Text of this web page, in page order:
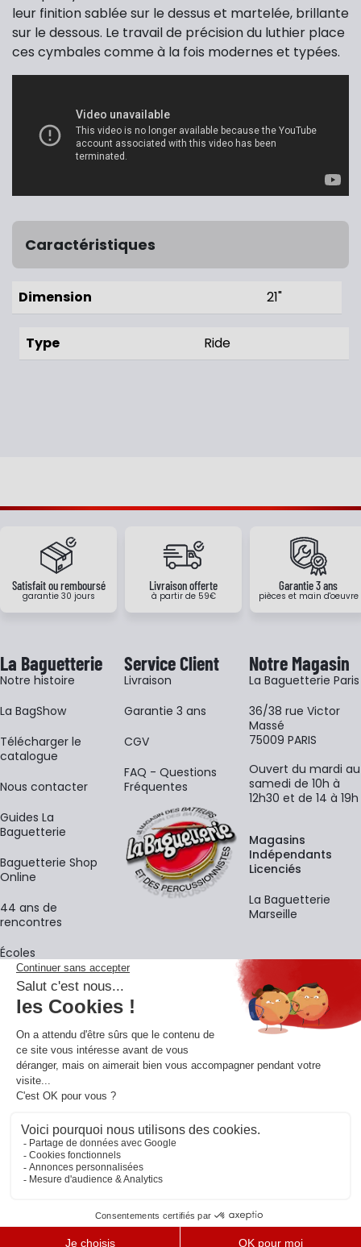
leur finition sablée sur le dessus et martelée, brillante
sur le dessous. Le travail de précision du luthier place
ces cymbales comme à la fois modernes et typées.
Caractéristiques
Dimension 21"
Type Ride
Satisfait ou remboursé
garantie 30 jours
Livraison offerte
à partir de 59€
Garantie 3 ans
pièces et main d'oeuvre
La Baguetterie
Notre histoire
La BagShow
​Télécharger le
catalogue
Nous contacter
Guides La
Baguetterie
Baguetterie Shop
Online
44 ans de
rencontres
Écoles
Service Client
Livraison
Garantie 3 ans
CGV
FAQ - Questions
Fréquentes
Notre Magasin
La Baguetterie Paris
36/38 rue Victor
Massé
75009 PARIS
Ouvert du mardi au
samedi de 10h à
12h30 et de 14 à 19h
Magasins
Indépendants
Licenciés
La Baguetterie
Marseille
La newsletter
Adresse e-mail
En vous inscrivant à notre newsletter, vous acceptez notre
confidentialité.
Retrouvons-nous sur